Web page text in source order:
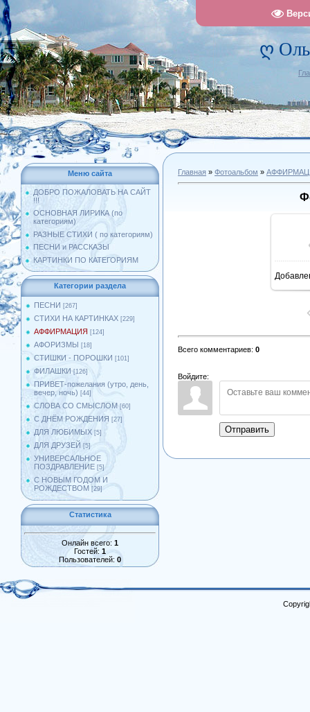
ღ
Меню сайта
ДОБРО ПОЖАЛОВАТЬ НА САЙТ
!!!
ОСНОВНАЯ ЛИРИКА (по
категориям)
РАЗНЫЕ СТИХИ ( по категориям)
ПЕСНИ и РАССКАЗЫ
КАРТИНКИ ПО КАТЕГОРИЯМ
Категории раздела
ПЕСНИ [267]
СТИХИ НА КАРТИНКАХ [229]
АФФИРМАЦИЯ [124]
АФОРИЗМЫ [18]
СТИШКИ - ПОРОШКИ [101]
ФИЛАШКИ [126]
ПРИВЕТ-пожелания (утро, день,
вечер, ночь) [44]
СЛОВА СО СМЫСЛОМ [60]
С ДНЁМ РОЖДЕНИЯ [27]
ДЛЯ ЛЮБИМЫХ [5]
ДЛЯ ДРУЗЕЙ [5]
УНИВЕРСАЛЬНОЕ
ПОЗДРАВЛЕНИЕ [5]
С НОВЫМ ГОДОМ И
РОЖДЕСТВОМ [29]
Статистика
Онлайн всего: 1
Гостей: 1
Пользователей: 0
Главная » Фотоальбом »
Всего комментариев: 0
Войдите:
Отправить